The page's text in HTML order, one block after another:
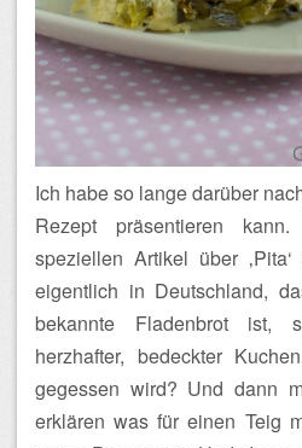
Ich habe so lange darüber
Rezept präsentieren
speziellen Artikel über
eigentlich in Deutschland,
bekannte Fladenbrot ist,
herzhafter, bedeckter
gegessen wird? Und dann
erklären was für einen Teig